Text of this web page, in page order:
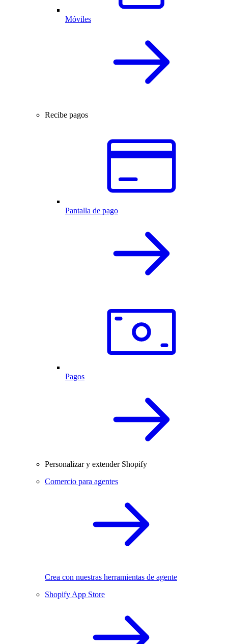
Móviles
Recibe pagos
Pantalla de pago
Pagos
Personalizar y extender Shopify
Comercio para agentes
Crea con nuestras herramientas de agente
Shopify App Store